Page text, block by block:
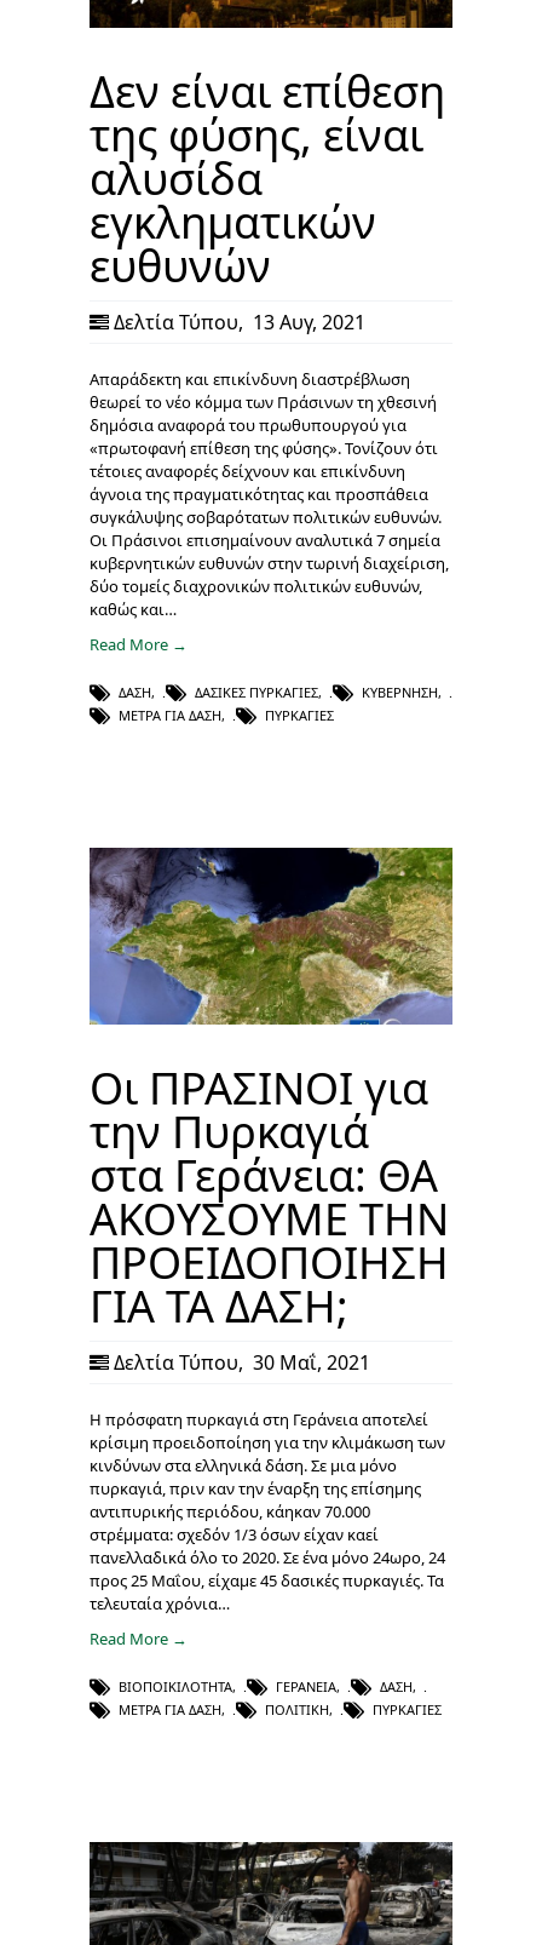
Δεν είναι επίθεση
της φύσης, είναι
αλυσίδα
εγκληματικών
ευθυνών
Δελτία Τύπου, 13 Αυγ, 2021
Απαράδεκτη και επικίνδυνη διαστρέβλωση
θεωρεί το νέο κόμμα των Πράσινων τη χθεσινή
δημόσια αναφορά του πρωθυπουργού για
«πρωτοφανή επίθεση της φύσης». Τονίζουν ότι
τέτοιες αναφορές δείχνουν και επικίνδυνη
άγνοια της πραγματικότητας και προσπάθεια
συγκάλυψης σοβαρότατων πολιτικών ευθυνών.
Οι Πράσινοι επισημαίνουν αναλυτικά 7 σημεία
κυβερνητικών ευθυνών στην τωρινή διαχείριση,
δύο τομείς διαχρονικών πολιτικών ευθυνών,
καθώς και…
Read More →
ΔΆΣΗ, ΔΑΣΙΚΈΣ ΠΥΡΚΑΓΙΈΣ, ΚΥΒΈΡΝΗΣΗ,
ΜΈΤΡΑ ΓΙΑ ΔΆΣΗ, ΠΥΡΚΑΓΙΈΣ
Οι ΠΡΑΣΙΝΟΙ για
την Πυρκαγιά
στα Γεράνεια: ΘΑ
ΑΚΟΥΣΟΥΜΕ ΤΗΝ
ΠΡΟΕΙΔΟΠΟΙΗΣΗ
ΓΙΑ ΤΑ ΔΑΣΗ;
Δελτία Τύπου, 30 Μαΐ, 2021
Η πρόσφατη πυρκαγιά στη Γεράνεια αποτελεί
κρίσιμη προειδοποίηση για την κλιμάκωση των
κινδύνων στα ελληνικά δάση. Σε μια μόνο
πυρκαγιά, πριν καν την έναρξη της επίσημης
αντιπυρικής περιόδου, κάηκαν 70.000
στρέμματα: σχεδόν 1/3 όσων είχαν καεί
πανελλαδικά όλο το 2020. Σε ένα μόνο 24ωρο, 24
προς 25 Μαΐου, είχαμε 45 δασικές πυρκαγιές. Τα
τελευταία χρόνια…
Read More →
ΒΙΟΠΟΙΚΙΛΌΤΗΤΑ, ΓΕΡΆΝΕΙΑ, ΔΆΣΗ,
ΜΈΤΡΑ ΓΙΑ ΔΆΣΗ, ΠΟΛΙΤΙΚΉ, ΠΥΡΚΑΓΙΈΣ